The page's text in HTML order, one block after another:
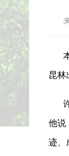
昆林
他说
迹、